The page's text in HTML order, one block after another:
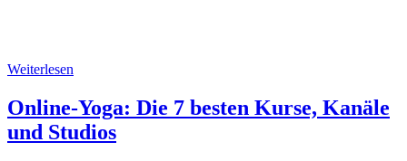
Weiterlesen
Online-Yoga: Die 7 besten Kurse, Kanäle
und Studios